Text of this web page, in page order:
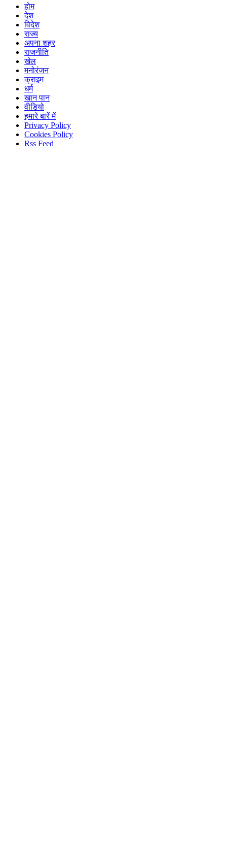
होम
देश
विदेश
राज्य
अपना शहर
राजनीति
खेल
मनोरंजन
क्राइम
धर्म
खान पान
वीडियो
हमारे बारें में
Privacy Policy
Cookies Policy
Rss Feed